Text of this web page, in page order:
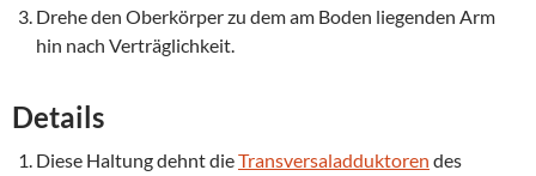
Drehe den Oberkörper zu dem am Boden liegenden Arm
hin nach Verträglichkeit.
Details
Diese Haltung dehnt dieTransversaladduktoren des